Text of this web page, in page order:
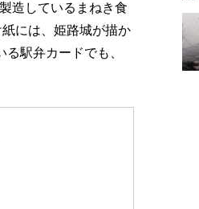
造しているまねき食
には、姫路城が描か
駅弁カードでも、